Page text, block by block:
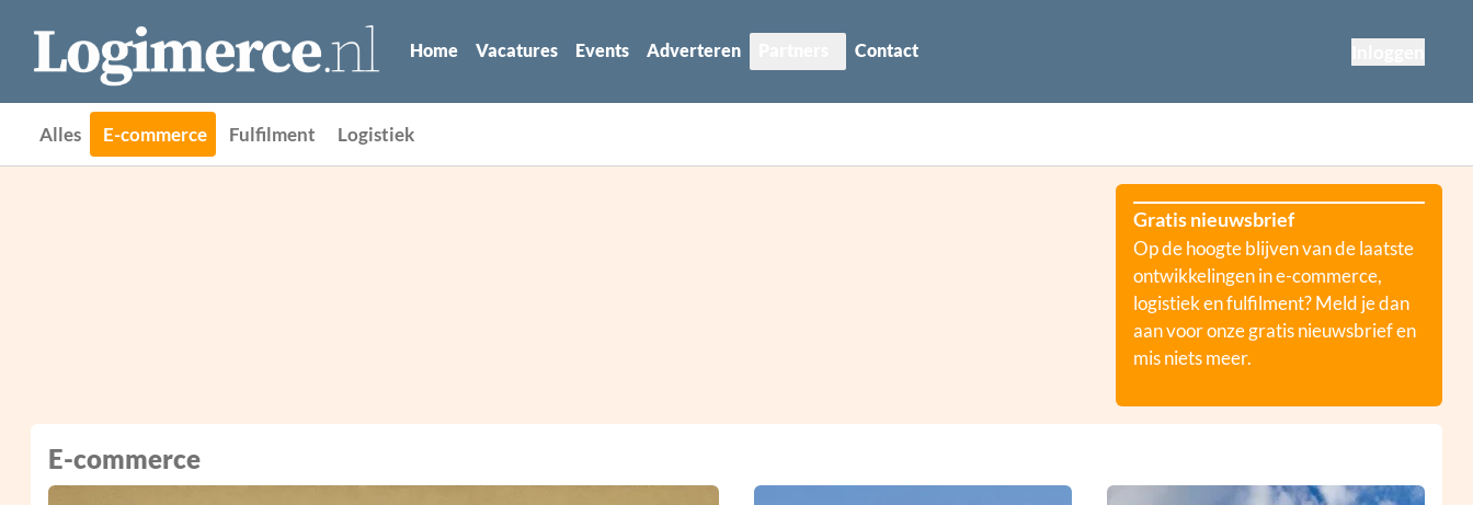
Home Vacatures Events Adverteren Contact
Alles E-commerce Fulfilment Logistiek
Gratis nieuwsbrief
Op de hoogte blijven van de laatste
ontwikkelingen in e-commerce,
logistiek en fulfilment? Meld je dan
aan voor onze gratis nieuwsbrief en
mis niets meer.
E-commerce